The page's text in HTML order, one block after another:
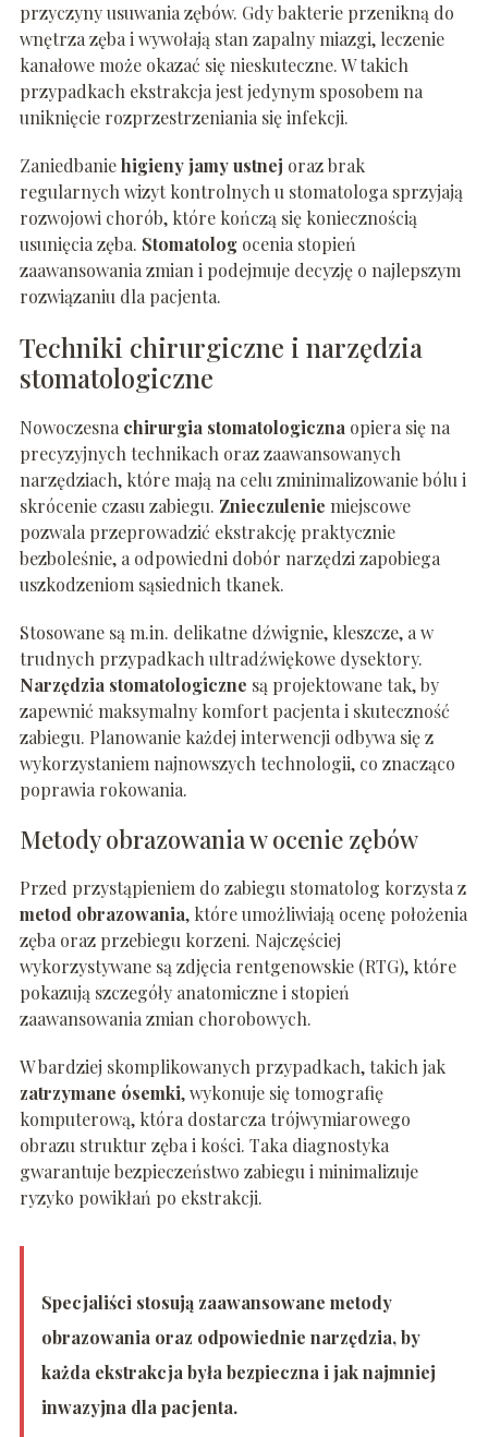
przyczyny usuwania zębów. Gdy bakterie przenikną do
wnętrza zęba i wywołają stan zapalny miazgi, leczenie
kanałowe może okazać się nieskuteczne. W takich
przypadkach ekstrakcja jest jedynym sposobem na
uniknięcie rozprzestrzeniania się infekcji.
Zaniedbaniehigieny jamy ustnej oraz brak
regularnych wizyt kontrolnych u stomatologa sprzyjają
rozwojowi chorób, które kończą się koniecznością
usunięcia zęba. Stomatologocenia stopień
zaawansowania zmian i podejmuje decyzję o najlepszym
rozwiązaniu dla pacjenta.
Techniki chirurgiczne i narzędzia
stomatologiczne
Nowoczesnachirurgia stomatologicznaopiera się na
precyzyjnych technikach oraz zaawansowanych
narzędziach, które mają na celu zminimalizowanie bólu i
skrócenie czasu zabiegu. Znieczulenie miejscowe
pozwala przeprowadzić ekstrakcję praktycznie
bezboleśnie, a odpowiedni dobór narzędzi zapobiega
uszkodzeniom sąsiednich tkanek.
Stosowane są m.in. delikatne dźwignie, kleszcze, a w
trudnych przypadkach ultradźwiękowe dysektory.
Narzędzia stomatologiczne są projektowane tak, by
zapewnić maksymalny komfort pacjenta i skuteczność
zabiegu. Planowanie każdej interwencji odbywa się z
wykorzystaniem najnowszych technologii, co znacząco
poprawia rokowania.
Metody obrazowania w ocenie zębów
Przed przystąpieniem do zabiegu stomatolog korzysta z
metod obrazowania, które umożliwiają ocenę położenia
zęba oraz przebiegu korzeni. Najczęściej
wykorzystywane są zdjęcia rentgenowskie (RTG), które
pokazują szczegóły anatomiczne i stopień
zaawansowania zmian chorobowych.
W bardziej skomplikowanych przypadkach, takich jak
zatrzymane ósemki, wykonuje się tomografię
komputerową, która dostarcza trójwymiarowego
obrazu struktur zęba i kości. Taka diagnostyka
gwarantuje bezpieczeństwo zabiegu i minimalizuje
ryzyko powikłań po ekstrakcji.
Specjaliści stosują zaawansowane metody
obrazowania oraz odpowiednie narzędzia, by
każda ekstrakcja była bezpieczna i jak najmniej
inwazyjna dla pacjenta.